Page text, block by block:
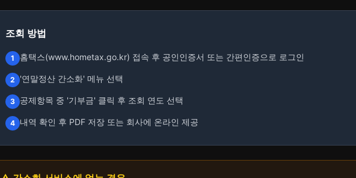
조회 방법
1 홈택스(www.hometax.go.kr) 접속 후 공인인증서 또는 간편인증으로 로그인
2 '연말정산 간소화' 메뉴 선택
3 공제항목 중 '기부금' 클릭 후 조회 연도 선택
4 내역 확인 후 PDF 저장 또는 회사에 온라인 제공